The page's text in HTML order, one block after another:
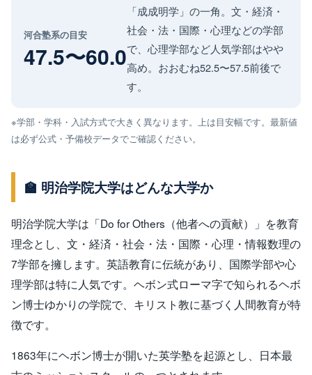
河合塾系の目安
47.5〜60.0
「成成明学」の一角。文・経済・
社会・法・国際・心理などの学部
で、心理学部など人気学部はやや
高め。おおむね52.5〜57.5前後で
す。
※学部・学科・入試方式で大きく異なります。上は目安幅です。最新値
は必ず公式・予備校データでご確認ください。
🏫 明治学院大学はどんな大学か
明治学院大学は「Do for Others（他者への貢献）」を教育
理念とし、文・経済・社会・法・国際・心理・情報数理の
7学部を擁します。英語教育に伝統があり、国際学部や心
理学部は特に人気です。ヘボン式ローマ字で知られるヘボ
ン博士ゆかりの学院で、キリスト教に基づく人間教育が特
徴です。
1863年にヘボン博士が開いた英学塾を起源とし、日本最